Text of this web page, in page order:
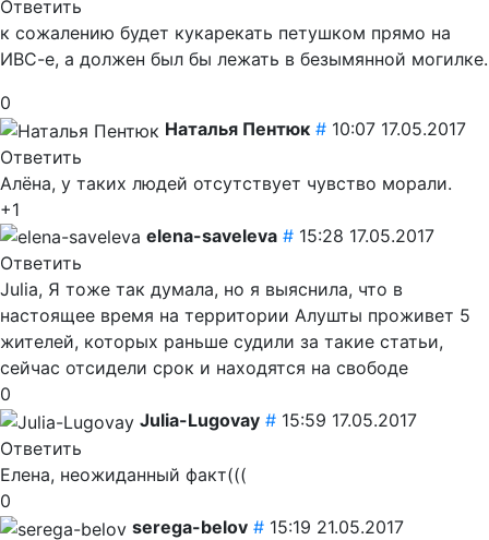
Ответить
к сожалению будет кукарекать петушком прямо на
ИВС-е, а должен был бы лежать в безымянной могилке.
0
Наталья Пентюк # 10:07 17.05.2017
Ответить
Алёна, у таких людей отсутствует чувство морали.
+1
elena-saveleva # 15:28 17.05.2017
Ответить
Julia, Я тоже так думала, но я выяснила, что в
настоящее время на территории Алушты проживет 5
жителей, которых раньше судили за такие статьи,
сейчас отсидели срок и находятся на свободе
0
Julia-Lugovay # 15:59 17.05.2017
Ответить
Елена, неожиданный факт(((
0
serega-belov # 15:19 21.05.2017